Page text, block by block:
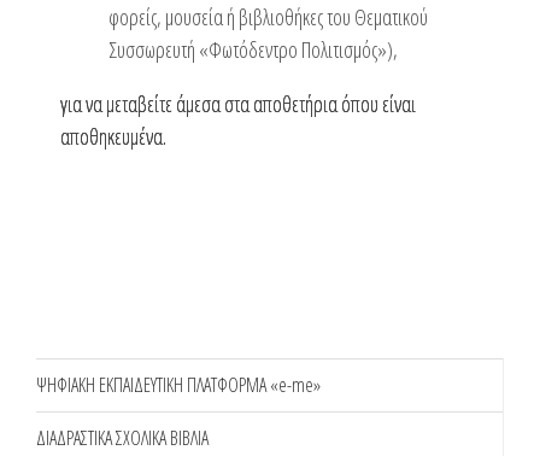
φορείς, μουσεία ή βιβλιοθήκες του Θεματικού
Συσσωρευτή «Φωτόδεντρο Πολιτισμός»),
για να μεταβείτε άμεσα στα αποθετήρια όπου είναι
αποθηκευμένα.
ΨΗΦΙΑΚΗ ΕΚΠΑΙΔΕΥΤΙΚΗ ΠΛΑΤΦΟΡΜΑ «e-me»
ΔΙΑΔΡΑΣΤΙΚΑ ΣΧΟΛΙΚΑ ΒΙΒΛΙΑ